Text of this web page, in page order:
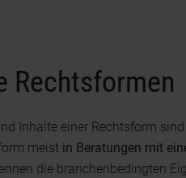
Rechtsformen
Inhalte einer Rechtsform
meist in Beratungen mit
die branchenbedingten